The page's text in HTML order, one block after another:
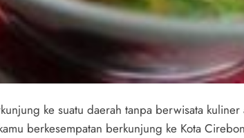
ke suatu daerah tanpa berwisata kuliner
berkesempatan berkunjung ke Kota